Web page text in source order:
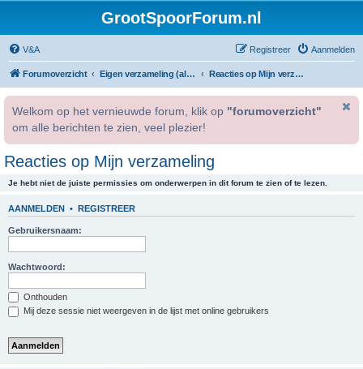
GrootSpoorForum.nl
V&A Aanmelden
Registreer
Forumoverzicht Eigen verzameling (alleen voor geregistreerde gebruikers). Reacties op Mijn verzameling
Welkom op het vernieuwde forum, klik op "forumoverzicht"
om alle berichten te zien, veel plezier!
Reacties op Mijn verzameling
Je hebt niet de juiste permissies om onderwerpen in dit forum te zien of te lezen.
AANMELDEN • REGISTREER
Gebruikersnaam:
Wachtwoord:
Onthouden
Mij deze sessie niet weergeven in de lijst met online gebruikers